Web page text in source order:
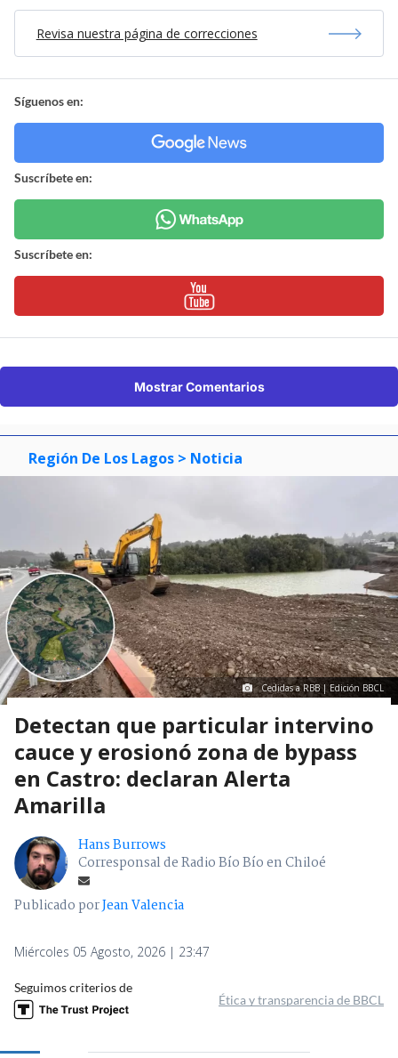
Revisa nuestra página de correcciones
Síguenos en:
Suscríbete en:
Suscríbete en:
Mostrar Comentarios
Región De Los Lagos > Noticia
Cedidas a RBB | Edición BBCL
Detectan que particular intervino
cauce y erosionó zona de bypass
en Castro: declaran Alerta
Amarilla
Hans Burrows
Corresponsal de Radio Bío Bío en Chiloé
Publicado porJean Valencia
Miércoles 05 Agosto, 2026 | 23:47
Seguimos criterios de
Ética y transparencia de BBCL